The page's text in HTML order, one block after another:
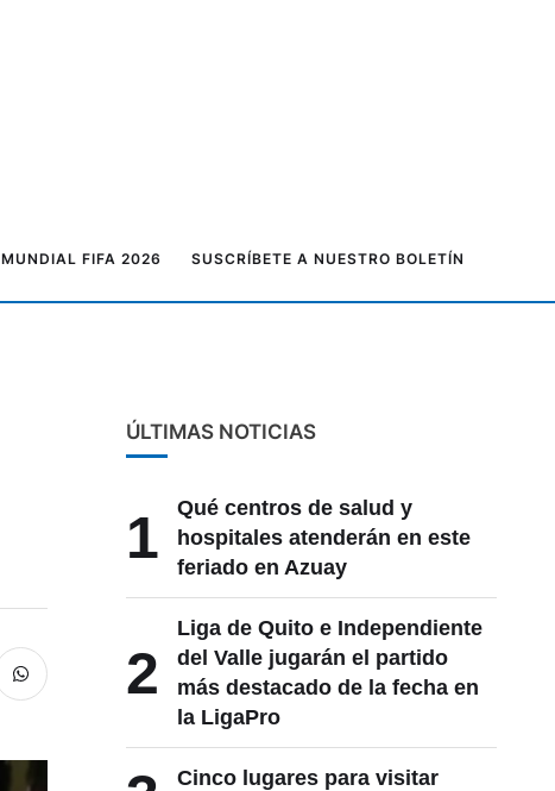
MUNDIAL FIFA 2026 SUSCRÍBETE A NUESTRO BOLETÍN
ÚLTIMAS NOTICIAS
1
Qué centros de salud y
hospitales atenderán en este
feriado en Azuay
2
Liga de Quito e Independiente
del Valle jugarán el partido
más destacado de la fecha en
la LigaPro
Cinco lugares para visitar